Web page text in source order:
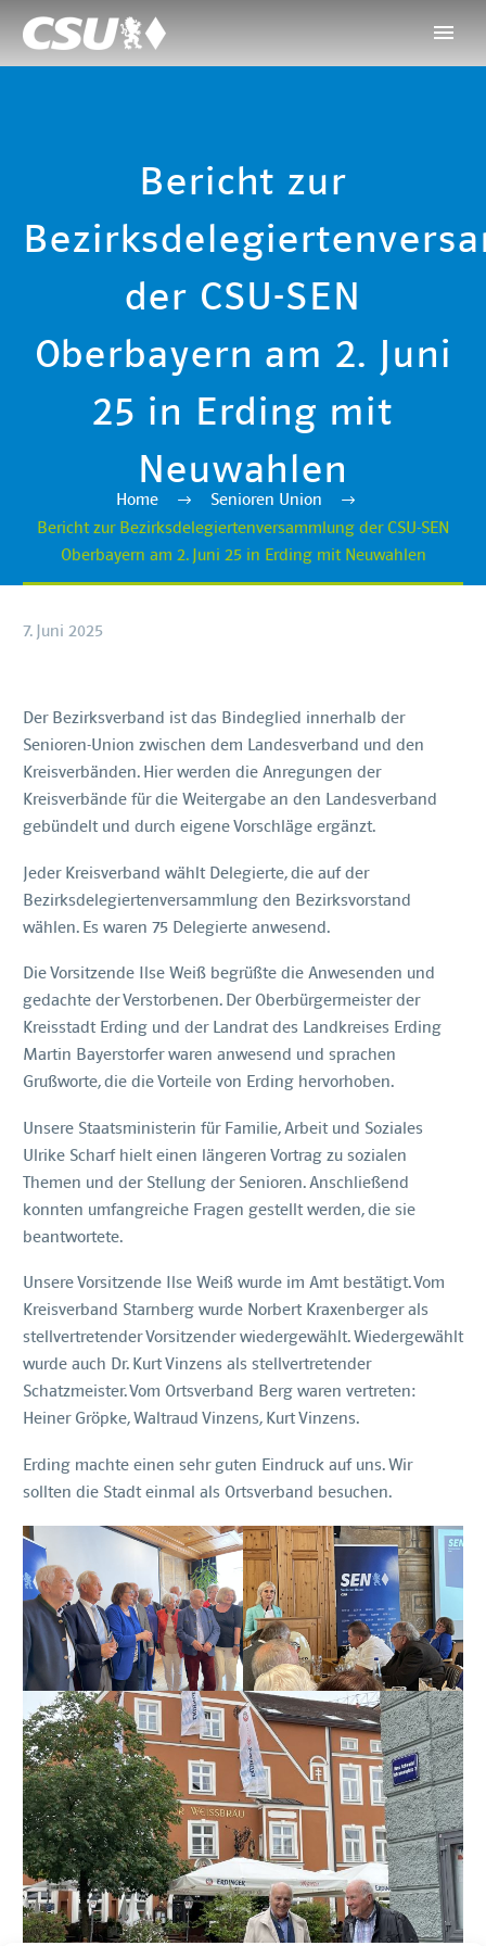
Bericht zur
der CSU-SEN
Oberbayern am 2. Juni
25 in Erding mit
Neuwahlen
Home
Senioren Union
Bericht zur Bezirksdelegiertenversammlung der CSU-SEN
Oberbayern am 2. Juni 25 in Erding mit Neuwahlen
7. Juni 2025
Der Bezirksverband ist das Bindeglied innerhalb der
Senioren-Union zwischen dem Landesverband und den
Kreisverbänden. Hier werden die Anregungen der
Kreisverbände für die Weitergabe an den Landesverband
gebündelt und durch eigene Vorschläge ergänzt.
Jeder Kreisverband wählt Delegierte, die auf der
Bezirksdelegiertenversammlung den Bezirksvorstand
wählen. Es waren 75 Delegierte anwesend.
Die Vorsitzende Ilse Weiß begrüßte die Anwesenden und
gedachte der Verstorbenen. Der Oberbürgermeister der
Kreisstadt Erding und der Landrat des Landkreises Erding
Martin Bayerstorfer waren anwesend und sprachen
Grußworte, die die Vorteile von Erding hervorhoben.
Unsere Staatsministerin für Familie, Arbeit und Soziales
Ulrike Scharf hielt einen längeren Vortrag zu sozialen
Themen und der Stellung der Senioren. Anschließend
konnten umfangreiche Fragen gestellt werden, die sie
beantwortete.
Unsere Vorsitzende Ilse Weiß wurde im Amt bestätigt. Vom
Kreisverband Starnberg wurde Norbert Kraxenberger als
stellvertretender Vorsitzender wiedergewählt. Wiedergewählt
wurde auch Dr. Kurt Vinzens als stellvertretender
Schatzmeister. Vom Ortsverband Berg waren vertreten:
Heiner Gröpke, Waltraud Vinzens, Kurt Vinzens.
Erding machte einen sehr guten Eindruck auf uns. Wir
sollten die Stadt einmal als Ortsverband besuchen.